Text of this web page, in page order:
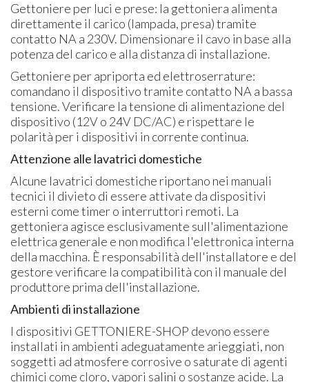
Gettoniere per luci e prese: la gettoniera alimenta
direttamente il carico (lampada, presa) tramite
contatto NA a 230V. Dimensionare il cavo in base alla
potenza del carico e alla distanza di installazione.
Gettoniere per apriporta ed elettroserrature:
comandano il dispositivo tramite contatto NA a bassa
tensione. Verificare la tensione di alimentazione del
dispositivo (12V o 24V DC/AC) e rispettare le
polarità per i dispositivi in corrente continua.
Attenzione alle lavatrici domestiche
Alcune lavatrici domestiche riportano nei manuali
tecnici il divieto di essere attivate da dispositivi
esterni come timer o interruttori remoti. La
gettoniera agisce esclusivamente sull'alimentazione
elettrica generale e non modifica l'elettronica interna
della macchina. È responsabilità dell'installatore e del
gestore verificare la compatibilità con il manuale del
produttore prima dell'installazione.
Ambienti di installazione
I dispositivi GETTONIERE-SHOP devono essere
installati in ambienti adeguatamente arieggiati, non
soggetti ad atmosfere corrosive o saturate di agenti
chimici come cloro, vapori salini o sostanze acide. La